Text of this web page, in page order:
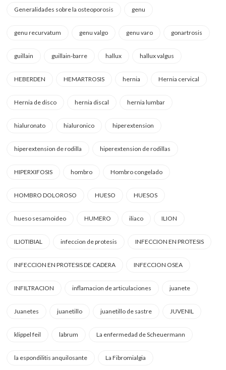
Generalidades sobre la osteoporosis genu
genu recurvatum genu valgo genu varo gonartrosis
guillain guillain-barre hallux hallux valgus
HEBERDEN HEMARTROSIS hernia Hernia cervical
Hernia de disco hernia discal hernia lumbar
hialuronato hialuronico hiperextension
hiperextension de rodilla hiperextension de rodillas
HIPERXIFOSIS hombro Hombro congelado
HOMBRO DOLOROSO HUESO HUESOS
hueso sesamoideo HUMERO iliaco ILION
ILIOTIBIAL infeccion de protesis INFECCION EN PROTESIS
INFECCION EN PROTESIS DE CADERA INFECCION OSEA
INFILTRACION inflamacion de articulaciones juanete
Juanetes juanetillo juanetillo de sastre JUVENIL
klippel feil labrum La enfermedad de Scheuermann
la espondilitis anquilosante La Fibromialgia